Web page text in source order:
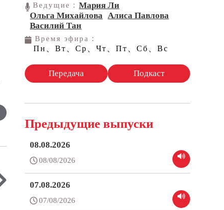
Ведущие：Мария Ли
Ольга Михайлова Алиса Павлова
Василий Тан
Время эфира：
Пн、Вт、Ср、Чт、Пт、Сб、Вс
Передача Подкаст
Предыдущие выпуски
08.08.2026
08/08/2026
07.08.2026
07/08/2026